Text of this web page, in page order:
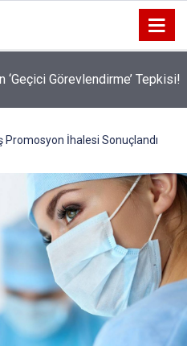
Şikayetini Hafife Almayın!
Promosyon İhalesi Sonuçlandı